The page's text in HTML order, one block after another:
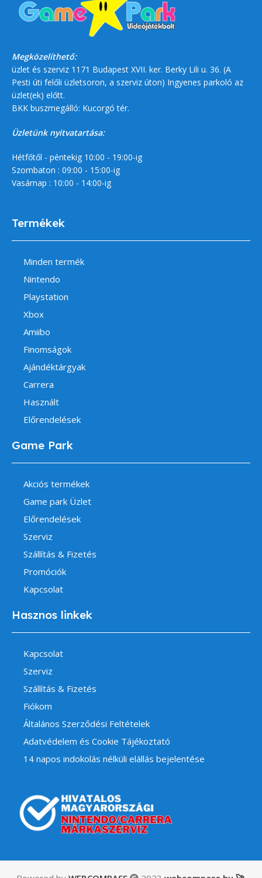
Megközelíthető:
üzlet és szerviz 1171 Budapest XVII. ker. Berky Lili u. 36. (A
Pesti úti felőli üzletsoron, a szerviz úton) Ingyenes parkoló az
üzlet(ek) előtt.
BKK buszmegálló: Kucorgó tér.
Üzletünk nyitvatartása:
Hétfőtől - péntekig 10:00 - 19:00-ig
Szombaton : 09:00 - 15:00-ig
Vasárnap : 10:00 - 14:00-ig
Termékek
Minden termék
Nintendo
Playstation
Xbox
Amiibo
Finomságok
Ajándéktárgyak
Carrera
Használt
Előrendelések
Game Park
Akciós termékek
Game park Üzlet
Előrendelések
Szerviz
Szállítás & Fizetés
Promóciók
Kapcsolat
Hasznos linkek
Kapcsolat
Szerviz
Szállítás & Fizetés
Fiókom
Általános Szerződési Feltételek
Adatvédelem és Cookie Tájékoztató
14 napos indokolás nélküli elállás bejelentése